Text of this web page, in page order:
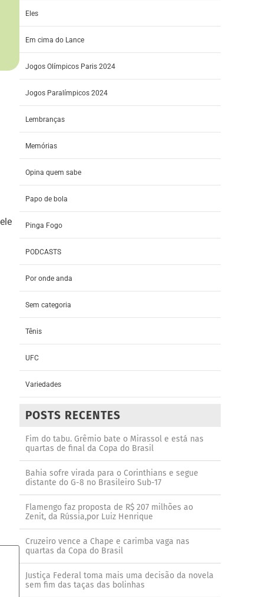
Eles
Em cima do Lance
Jogos Olímpicos Paris 2024
Jogos Paralímpicos 2024
Lembranças
Memórias
Opina quem sabe
Papo de bola
Pinga Fogo
PODCASTS
Por onde anda
Sem categoria
Tênis
UFC
Variedades
POSTS RECENTES
Fim do tabu. Grêmio bate o Mirassol e está nas
quartas de final da Copa do Brasil
Bahia sofre virada para o Corinthians e segue
distante do G-8 no Brasileiro Sub-17
Flamengo faz proposta de R$ 207 milhões ao
Zenit, da Rússia,por Luiz Henrique
Cruzeiro vence a Chape e carimba vaga nas
quartas da Copa do Brasil
Justiça Federal toma mais uma decisão da novela
sem fim das taças das bolinhas